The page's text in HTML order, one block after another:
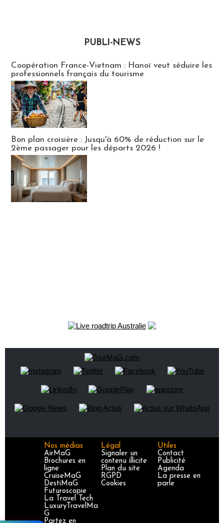
PUBLI-NEWS
Coopération France-Vietnam : Hanoï veut séduire les
professionnels français du tourisme
Bon plan croisière : Jusqu'à 60% de réduction sur le
2ème passager pour les départs 2026 !
Nos médias
AirMaG
Brochures en
ligne
CruiseMaG
DestiMaG
Futuroscopie
La Travel Tech
LuxuryTravelMa
G
Partez en
Légal
Signaler un
contenu illicite
Plan du site
RGPD
Cookies
Utiles
Contact
Publicité
Agenda
La presse en
parle